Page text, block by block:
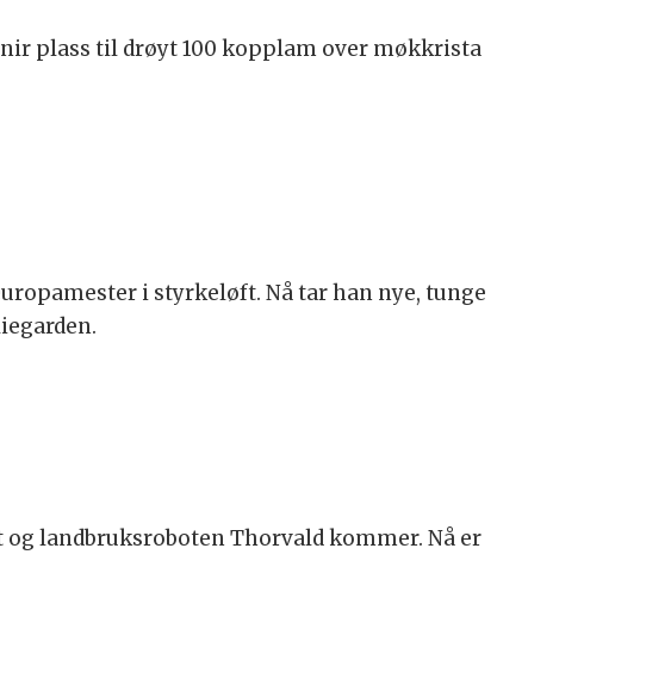
plass til drøyt 100 kopplam over møkkrista
i styrkeløft. Nå tar han nye, tunge
og landbruksroboten Thorvald kommer. Nå er